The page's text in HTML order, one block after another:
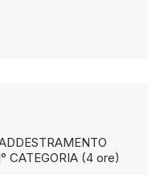
CATEGORIA (4 ore)